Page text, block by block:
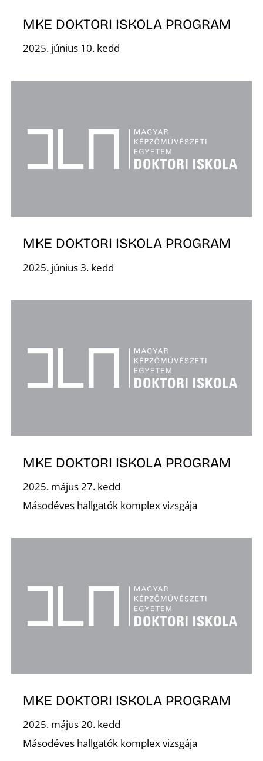
MKE DOKTORI ISKOLA PROGRAM
2025. június 10. kedd
MKE DOKTORI ISKOLA PROGRAM
2025. június 3. kedd
MKE DOKTORI ISKOLA PROGRAM
2025. május 27. kedd
Másodéves hallgatók komplex vizsgája
MKE DOKTORI ISKOLA PROGRAM
2025. május 20. kedd
Másodéves hallgatók komplex vizsgája